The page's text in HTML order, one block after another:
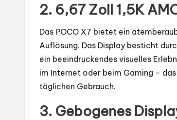
2. 6,67 Zoll 1,5K
Das POCO X7 bietet ein
Auflösung. Das Display besticht
ein beeindruckendes visuelles
im Internet oder beim Gaming –
täglichen Gebrauch.
3. Gebogenes